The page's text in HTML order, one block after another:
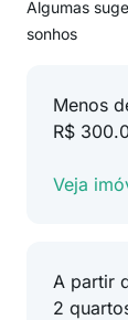
Algumas
sonhos
Menos
R$
Veja
A partir
2